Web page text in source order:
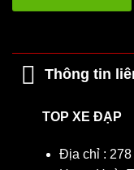
Thông tin
TOP XE ĐẠP
Địa chỉ : 278